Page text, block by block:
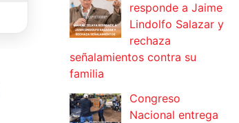
responde a Jaime
Lindolfo Salazar y
rechaza
señalamientos contra su
familia
Congreso
Nacional entrega